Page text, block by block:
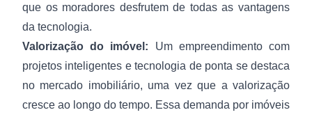
que os moradores desfrutem de todas as vantagens
da tecnologia.
Valorização do imóvel: Um empreendimento com
projetos inteligentes e tecnologia de ponta se destaca
no mercado imobiliário, uma vez que a valorização
cresce ao longo do tempo. Essa demanda por imóveis